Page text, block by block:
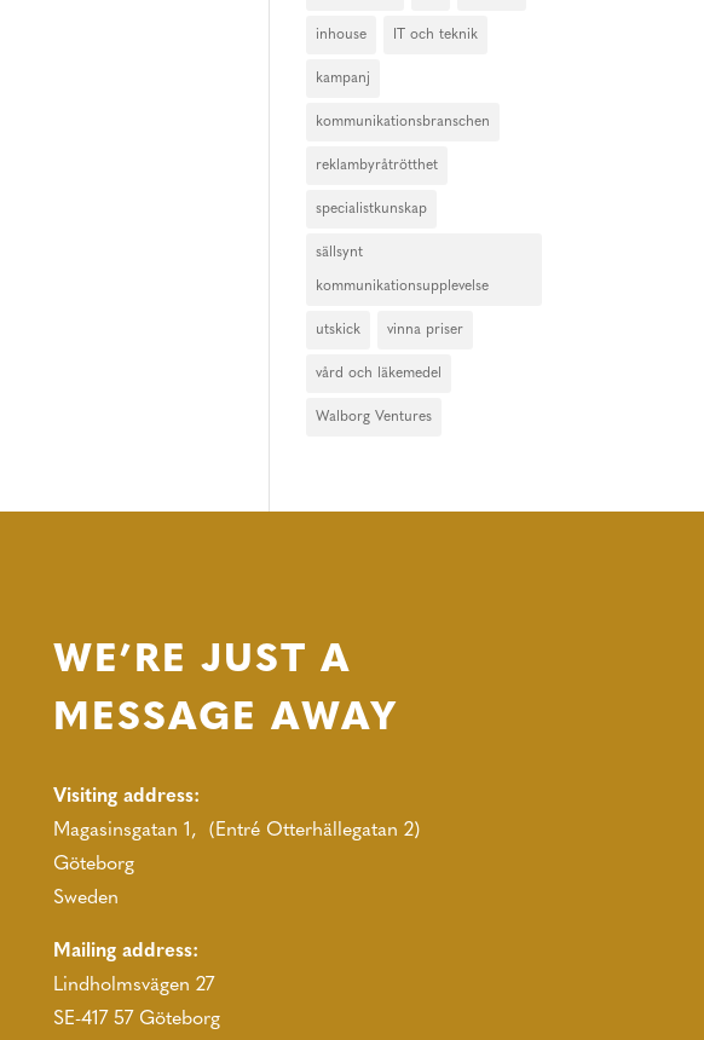
inhouse IT och teknik
kampanj
kommunikationsbranschen
reklambyråtrötthet
specialistkunskap
sällsynt
kommunikationsupplevelse
utskick vinna priser
vård och läkemedel
Walborg Ventures
WE’RE JUST A
MESSAGE AWAY
Visiting address:
Magasinsgatan 1, (Entré Otterhällegatan 2)
Göteborg
Sweden
Mailing address:
Lindholmsvägen 27
SE-417 57 Göteborg